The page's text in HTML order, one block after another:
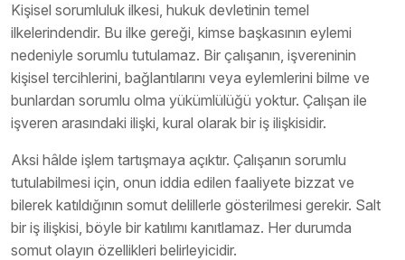
Kişisel sorumluluk ilkesi, hukuk devletinin temel
ilkelerindendir. Bu ilke gereği, kimse başkasının eylemi
nedeniyle sorumlu tutulamaz. Bir çalışanın, işvereninin
kişisel tercihlerini, bağlantılarını veya eylemlerini bilme ve
bunlardan sorumlu olma yükümlülüğü yoktur. Çalışan ile
işveren arasındaki ilişki, kural olarak bir iş ilişkisidir.
Aksi hâlde işlem tartışmaya açıktır. Çalışanın sorumlu
tutulabilmesi için, onun iddia edilen faaliyete bizzat ve
bilerek katıldığının somut delillerle gösterilmesi gerekir. Salt
bir iş ilişkisi, böyle bir katılımı kanıtlamaz. Her durumda
somut olayın özellikleri belirleyicidir.